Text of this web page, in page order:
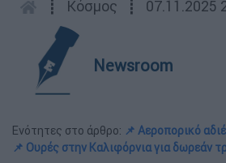
┋ Κόσμος ┋ 07.11.2025
Newsroom
Ενότητες στο άρθρο: 📌 Αεροπορικό
📌 Ουρές στην Καλιφόρνια για δωρεάν